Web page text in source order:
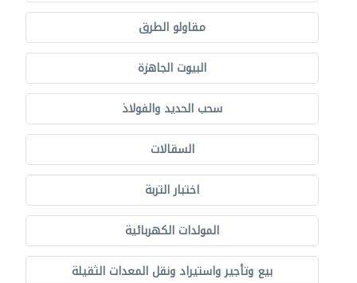
مقاولو الطرق
البيوت الجاهزة
سحب الحديد والفولاذ
السقالات
اختبار التربة
المولدات الكهربائية
بيع وتأجير واستيراد ونقل المعدات الثقيلة